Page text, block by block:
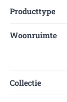
Producttype
Woonruimte
Collectie